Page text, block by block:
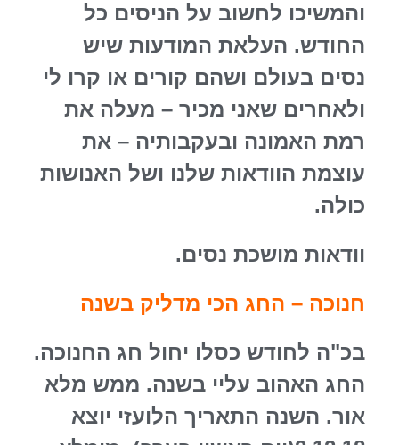
והמשיכו לחשוב על הניסים כל
החודש. העלאת המודעות שיש
נסים בעולם ושהם קורים או קרו לי
ולאחרים שאני מכיר – מעלה את
רמת האמונה ובעקבותיה – את
עוצמת הוודאות שלנו ושל האנושות
כולה.
וודאות מושכת נסים.
חנוכה – החג הכי מדליק בשנה
בכ"ה לחודש כסלו יחול חג החנוכה.
החג האהוב עליי בשנה. ממש מלא
אור. השנה התאריך הלועזי יוצא